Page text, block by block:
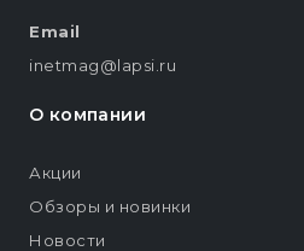
Email
inetmag@lapsi.ru
О компании
Акции
Обзоры и новинки
Новости